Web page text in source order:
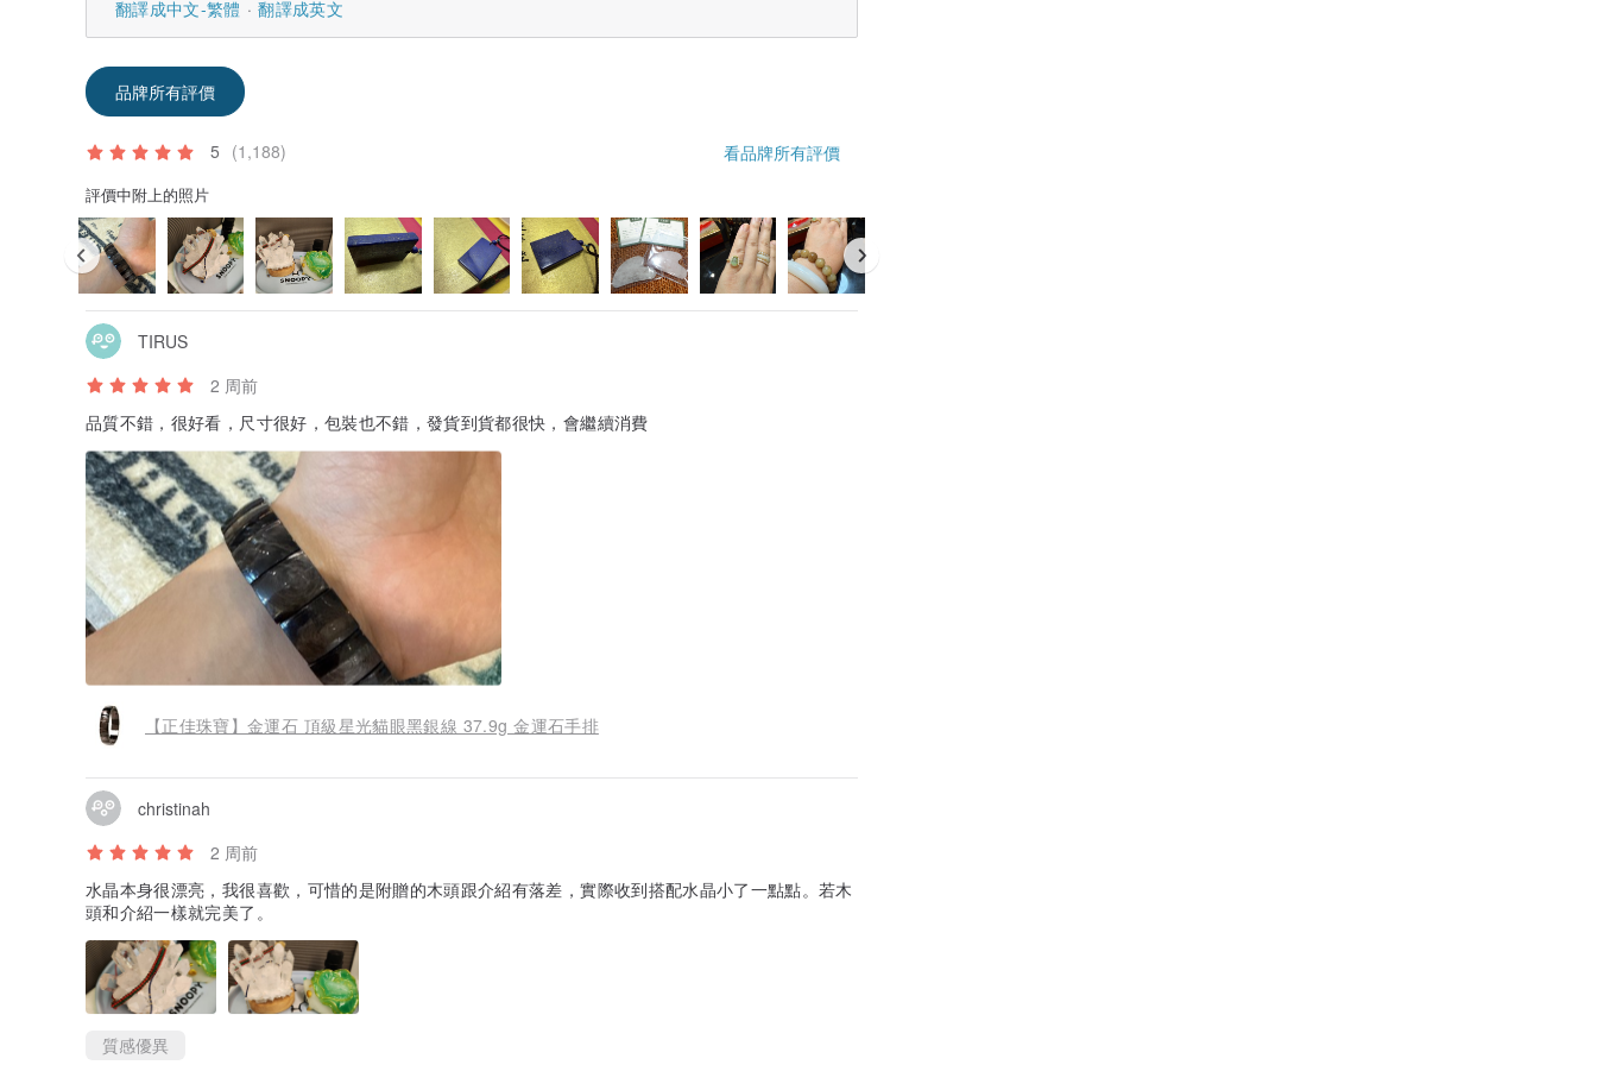
翻譯成中文-繁體
翻譯成英文
品牌所有評價
5 (1,188) 看品牌所有評價
評價中附上的照片
TIRUS
2 周前
品質不錯，很好看，尺寸很好，包裝也不錯，發貨到貨都很快，會繼續消費
【正佳珠寶】金運石 頂級星光貓眼黑銀線 37.9g 金運石手排
christinah
2 周前
水晶本身很漂亮，我很喜歡，可惜的是附贈的木頭跟介紹有落差，實際收到搭配水晶小了一點點。若木
頭和介紹一樣就完美了。
質感優異